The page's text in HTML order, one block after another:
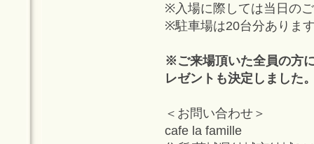
※入場に際しては当日の
※駐車場は20台分ありま
※ご来場頂いた全員の方
レゼントも決定しました
＜お問い合わせ＞
cafe la famille